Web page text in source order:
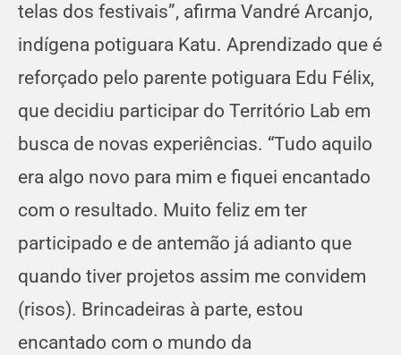
telas dos festivais”, afirma Vandré Arcanjo,
indígena potiguara Katu. Aprendizado que é
reforçado pelo parente potiguara Edu Félix,
que decidiu participar do Território Lab em
busca de novas experiências. “Tudo aquilo
era algo novo para mim e fiquei encantado
com o resultado. Muito feliz em ter
participado e de antemão já adianto que
quando tiver projetos assim me convidem
(risos). Brincadeiras à parte, estou
encantado com o mundo da